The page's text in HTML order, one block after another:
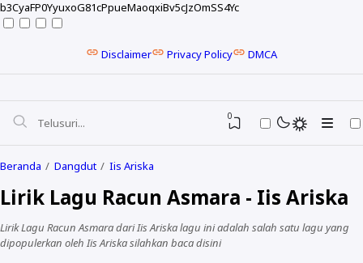
b3CyaFP0YyuxoG81cPpueMaoqxiBv5cJzOmSS4Yc
Disclaimer Privacy Policy DMCA
0
Beranda Dangdut Iis Ariska
Lirik Lagu Racun Asmara - Iis Ariska
Lirik Lagu Racun Asmara dari Iis Ariska lagu ini adalah salah satu lagu yang
dipopulerkan oleh Iis Ariska silahkan baca disini